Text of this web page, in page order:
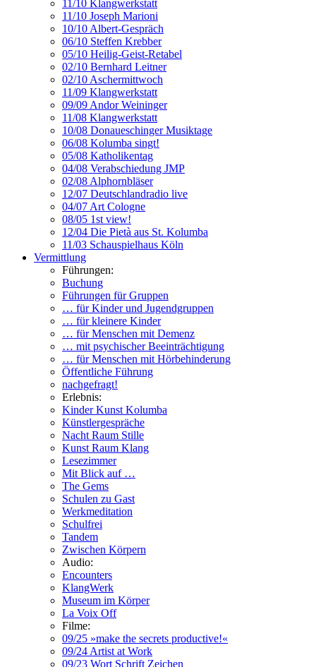
11/10 Klangwerkstatt
11/10 Joseph Marioni
10/10 Albert-Gespräch
06/10 Steffen Krebber
05/10 Heilig-Geist-Retabel
02/10 Bernhard Leitner
02/10 Aschermittwoch
11/09 Klangwerkstatt
09/09 Andor Weininger
11/08 Klangwerkstatt
10/08 Donaueschinger Musiktage
06/08 Kolumba singt!
05/08 Katholikentag
04/08 Verabschiedung JMP
02/08 Alphornbläser
12/07 Deutschlandradio live
04/07 Art Cologne
08/05 1st view!
12/04 Die Pietà aus St. Kolumba
11/03 Schauspielhaus Köln
Vermittlung
Führungen:
Buchung
Führungen für Gruppen
… für Kinder und Jugendgruppen
… für kleinere Kinder
… für Menschen mit Demenz
… mit psychischer Beeinträchtigung
… für Menschen mit Hörbehinderung
Öffentliche Führung
nachgefragt!
Erlebnis:
Kinder Kunst Kolumba
Künstlergespräche
Nacht Raum Stille
Kunst Raum Klang
Lesezimmer
Mit Blick auf …
The Gems
Schulen zu Gast
Werkmeditation
Schulfrei
Tandem
Zwischen Körpern
Audio:
Encounters
KlangWerk
Museum im Körper
La Voix Off
Filme:
09/25 »make the secrets productive!«
09/24 Artist at Work
09/23 Wort Schrift Zeichen